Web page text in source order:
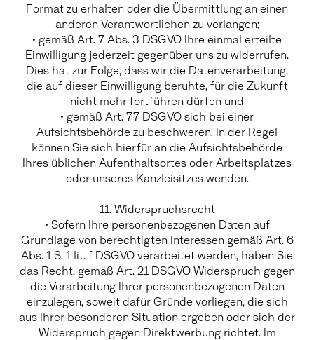
Format zu erhalten oder die Übermittlung an einen
anderen Verantwortlichen zu verlangen;
• gemäß Art. 7 Abs. 3 DSGVO Ihre einmal erteilte
Einwilligung jederzeit gegenüber uns zu widerrufen.
Dies hat zur Folge, dass wir die Datenverarbeitung,
die auf dieser Einwilligung beruhte, für die Zukunft
nicht mehr fortführen dürfen und
• gemäß Art. 77 DSGVO sich bei einer
Aufsichtsbehörde zu beschweren. In der Regel
können Sie sich hierfür an die Aufsichtsbehörde
Ihres üblichen Aufenthaltsortes oder Arbeitsplatzes
oder unseres Kanzleisitzes wenden.
11. Widerspruchsrecht
• Sofern Ihre personenbezogenen Daten auf
Grundlage von berechtigten Interessen gemäß Art. 6
Abs. 1 S. 1 lit. f DSGVO verarbeitet werden, haben Sie
das Recht, gemäß Art. 21 DSGVO Widerspruch gegen
die Verarbeitung Ihrer personenbezogenen Daten
einzulegen, soweit dafür Gründe vorliegen, die sich
aus Ihrer besonderen Situation ergeben oder sich der
Widerspruch gegen Direktwerbung richtet. Im